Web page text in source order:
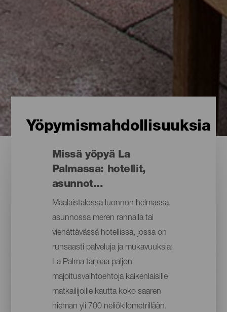
Yöpymismahdollisuuksia
Missä yöpyä La
Palmassa: hotellit,
asunnot...
Maalaistalossa luonnon helmassa,
asunnossa meren rannalla tai
viehättävässä hotellissa, jossa on
runsaasti palveluja ja mukavuuksia:
La Palma tarjoaa paljon
majoitusvaihtoehtoja kaikenlaisille
matkailijoille kautta koko saaren
hieman yli 700 neliökilometrillään.